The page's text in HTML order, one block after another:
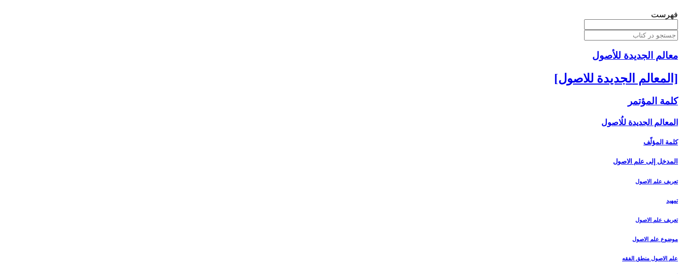
فهرست
معالم الجدیدة للأصول
[المعالم الجديدة للاصول‏]
كلمة المؤتمر
المعالم الجديدة للُاصول‏
كلمة المؤلّف
المدخل ‏إلى علم الاصول‏
تعريف علم الاصول‏
تمهيد
تعريف علم الاصول
موضوع علم الاصول
علم الاصول منطق الفقه